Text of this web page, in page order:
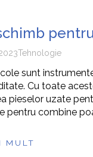
Tehnologie
sunt
Cu toate
pieselor uzate
pentru combine
MULT